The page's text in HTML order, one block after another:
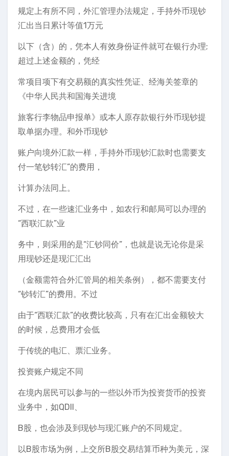
规定上有所不同，外汇管理办法规定，手持外币现钞
汇出当日累计等值1万元
以下（含）的，凭本人有效身份证件就可在银行办理;
超过上述金额的，凭经
常项目项下有交易额的真实性凭证、经海关签章的
《中华人民共和国海关进境
旅客行李物品申报单》或本人原存款银行外币现钞提
取单据办理。和外币现钞
账户向境外汇款一样，手持外币现钞汇款时也需要支
付一笔钞转汇”的费用，
计算办法同上。
不过，在一些速汇业务中，如农行和邮局可以办理的
“西联汇款”业
务中，则采用的是“汇钞同价”，也就是说无论你是采
用现钞还是现汇汇出
（金额需符合外汇管局的相关条例），都不需要支付
“钞转汇”的费用。不过
由于“西联汇款”的收费比较高，只有在汇出金额较大
的时候，总费用才会低
于传统的电汇、票汇业务。
投资账户规定不同
在境内居民可以参与的一些以外币为投资货币的投资
业务中，如QDII、
B股，也会涉及到现钞与现汇账户的不同规定。
以B股市场为例，上交所B股交易结算币种为美元，深